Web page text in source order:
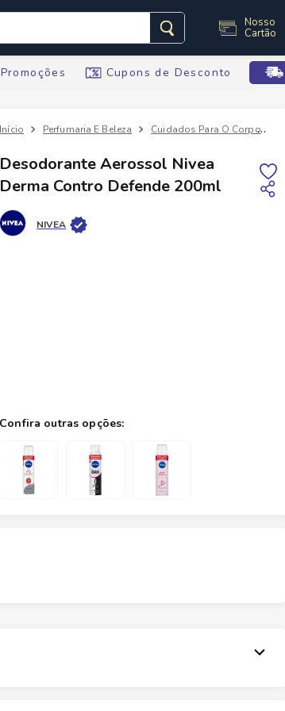
Nosso
Cartão
Promoções Cupons de Desconto
Perfumaria E Beleza Cuidados Para O Corpo
Desodorante Aerossol Nivea
Derma Contro Defende 200ml
NIVEA